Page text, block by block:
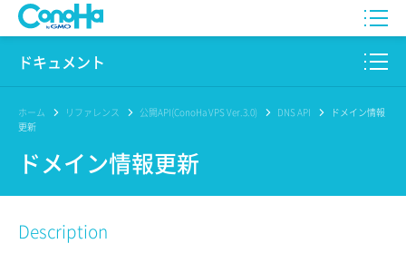
WING
Pencil
ドキュメント
このサイトについて
プロダクト
リファレンス
リリースノート
ホーム リファレンス 公開API(ConoHa VPS Ver.3.0) DNS API
ドメイン情報
更新
ドメイン情報更新
Description